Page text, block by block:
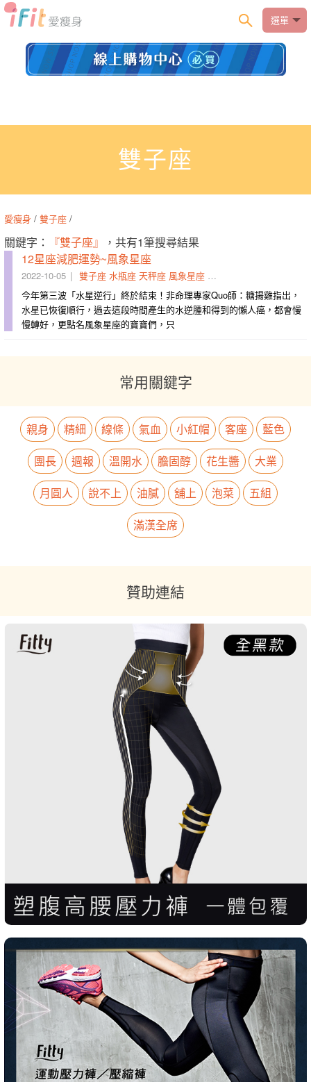
選單
雙子座
愛瘦身 / 雙子座 /
關鍵字： 『雙子座』
，共有1筆搜尋結果
12星座減肥運勢~風象星座
2022-10-05 雙子座 水瓶座 天秤座 風象星座 國師
今年第三波「水星逆行」終於結束！非命理專家Quo師：糖揚雞指出，
水星已恢復順行，過去這段時間產生的水逆腫和得到的懶人癌，都會慢
慢轉好，更點名風象星座的寶寶們，只
常用關鍵字
親身 精細 線條 氣血 小紅帽 客座
藍色
團長
週報 溫開水 膽固醇 花生醬
大業
月圓人
說不上 油膩 舖上 泡菜
五組
滿漢全席
贊助連結